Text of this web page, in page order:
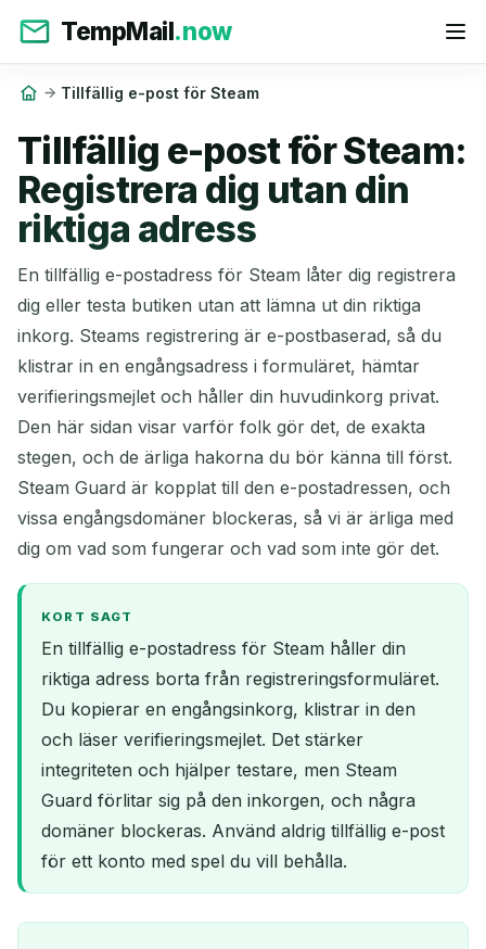
TempMail.now
Tillfällig e-post för Steam
Tillfällig e-post för Steam:
Registrera dig utan din
riktiga adress
En tillfällig e-postadress för Steam låter dig registrera
dig eller testa butiken utan att lämna ut din riktiga
inkorg. Steams registrering är e-postbaserad, så du
klistrar in en engångsadress i formuläret, hämtar
verifieringsmejlet och håller din huvudinkorg privat.
Den här sidan visar varför folk gör det, de exakta
stegen, och de ärliga hakorna du bör känna till först.
Steam Guard är kopplat till den e-postadressen, och
vissa engångsdomäner blockeras, så vi är ärliga med
dig om vad som fungerar och vad som inte gör det.
KORT SAGT
En tillfällig e-postadress för Steam håller din
riktiga adress borta från registreringsformuläret.
Du kopierar en engångsinkorg, klistrar in den
och läser verifieringsmejlet. Det stärker
integriteten och hjälper testare, men Steam
Guard förlitar sig på den inkorgen, och några
domäner blockeras. Använd aldrig tillfällig e-post
för ett konto med spel du vill behålla.